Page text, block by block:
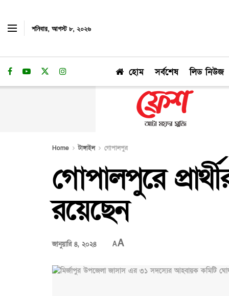
শনিবার, আগস্ট ৮, ২০২৬
হোম সর্বশেষ লিড নিউজ
Home টাঙ্গাইল গোপালপুর
গোপালপুরে
রয়েছেন
জানুয়ারি ৪, ২০২৪ AA